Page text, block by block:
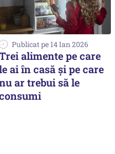
Publicat pe 14 Ian 2026
alimente pe care
ai în casă și pe care
ar trebui să le